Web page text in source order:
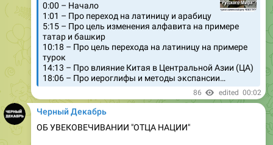
0:00 – Начало
1:01 – Про переход на латиницу и арабицу
5:15 – Про цель изменения алфавита на примере
татар и башкир
10:18 – Про цель перехода на латиницу на примере
турок
14:13 – Про влияние Китая в Центральной Азии (ЦА)
18:06 – Про иероглифы и методы экспансии…
86 edited 00:02
Черный Декабрь
ОБ УВЕКОВЕЧИВАНИИ "ОТЦА НАЦИИ"